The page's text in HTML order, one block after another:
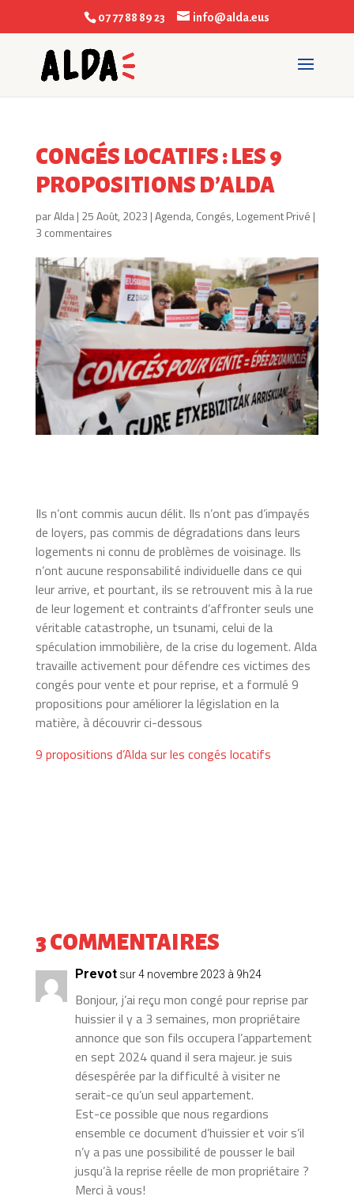
07 77 88 89 23 info@alda.eus
CONGÉS LOCATIFS : LES 9
PROPOSITIONS D’ALDA
parAlda| 25 Août, 2023 |Agenda, Congés, Logement Privé |
3 commentaires
Ils n’ont commis aucun délit. Ils n’ont pas d’impayés
de loyers, pas commis de dégradations dans leurs
logements ni connu de problèmes de voisinage. Ils
n’ont aucune responsabilité individuelle dans ce qui
leur arrive, et pourtant, ils se retrouvent mis à la rue
de leur logement et contraints d’affronter seuls une
véritable catastrophe, un tsunami, celui de la
spéculation immobilière, de la crise du logement. Alda
travaille activement pour défendre ces victimes des
congés pour vente et pour reprise, et a formulé 9
propositions pour améliorer la législation en la
matière, à découvrir ci-dessous
9 propositions d’Alda sur les congés locatifs
3 COMMENTAIRES
Prevot sur 4 novembre 2023 à 9h24
Bonjour, j’ai reçu mon congé pour reprise par
huissier il y a 3 semaines, mon propriétaire
annonce que son fils occupera l’appartement
en sept 2024 quand il sera majeur. je suis
désespérée par la difficulté à visiter ne
serait-ce qu’un seul appartement.
Est-ce possible que nous regardions
ensemble ce document d’huissier et voir s’il
n’y a pas une possibilité de pousser le bail
jusqu’à la reprise réelle de mon propriétaire ?
Merci à vous!